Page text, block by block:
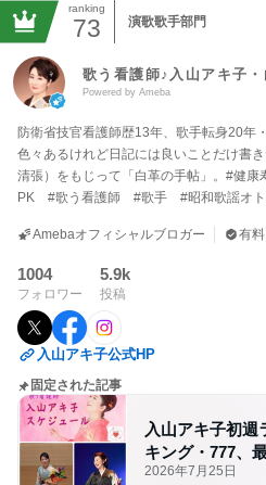
ranking
73 演歌歌手部門
歌う看護師♪入山アキ子
Powered by Ameba
防衛省技官看護師歴13年、歌手転身20年
色々あるけれど日記には良いことだけ書
清張）をもじって「白革の手帖」。#健
PK #歌う看護師 #歌手 #昭和歌謡オト
Amebaオフィシャルブロガー 有
1004
フォロワー
5.9k
投稿
入山アキ子公式HP
固定された記事
入山アキ子初週
キング・777、
スケジュール
2026年7月25日